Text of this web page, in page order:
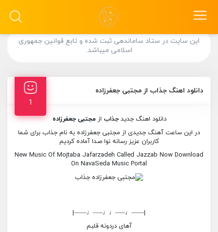
این سایت در ستاد ساماندهی ثبت شده و تابع قوانین جمهوری
اسلامی میباشد.
دانلود اهنگ جذاب از مجتبی جعفرزاده
1
دانلود اهنگ جدید جذاب از مجتبی جعفرزاده
در این ساعت آهنگ جدیدی از مجتبی جعفرزاده به نام جذاب برای شما
کاربران عزیز رسانه نوا صدا آماده کردیم
New Music Of Mojtaba Jafarzadeh Called Jazzab Now Download
On NavaSeda Music Portal
|——♩—–♩♩—–♩——|
آهای دردونه قلبم